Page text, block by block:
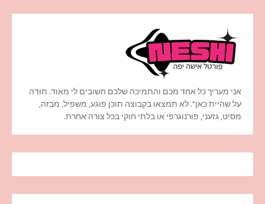
אני מעריך כל אחד מכם והתמיכה שלכם חשובים לי מאוד. תודה
על שהיית כאן". לא תמצאו בקבוצה תוכן פוגע, משפיל, מבזה,
מסיט, גזעני, פורנוגרפי או בלתי חוקי בכל צורה אחרת.